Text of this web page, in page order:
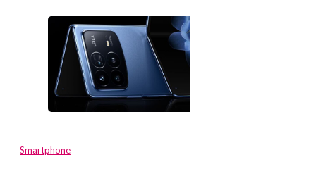
Smartphone